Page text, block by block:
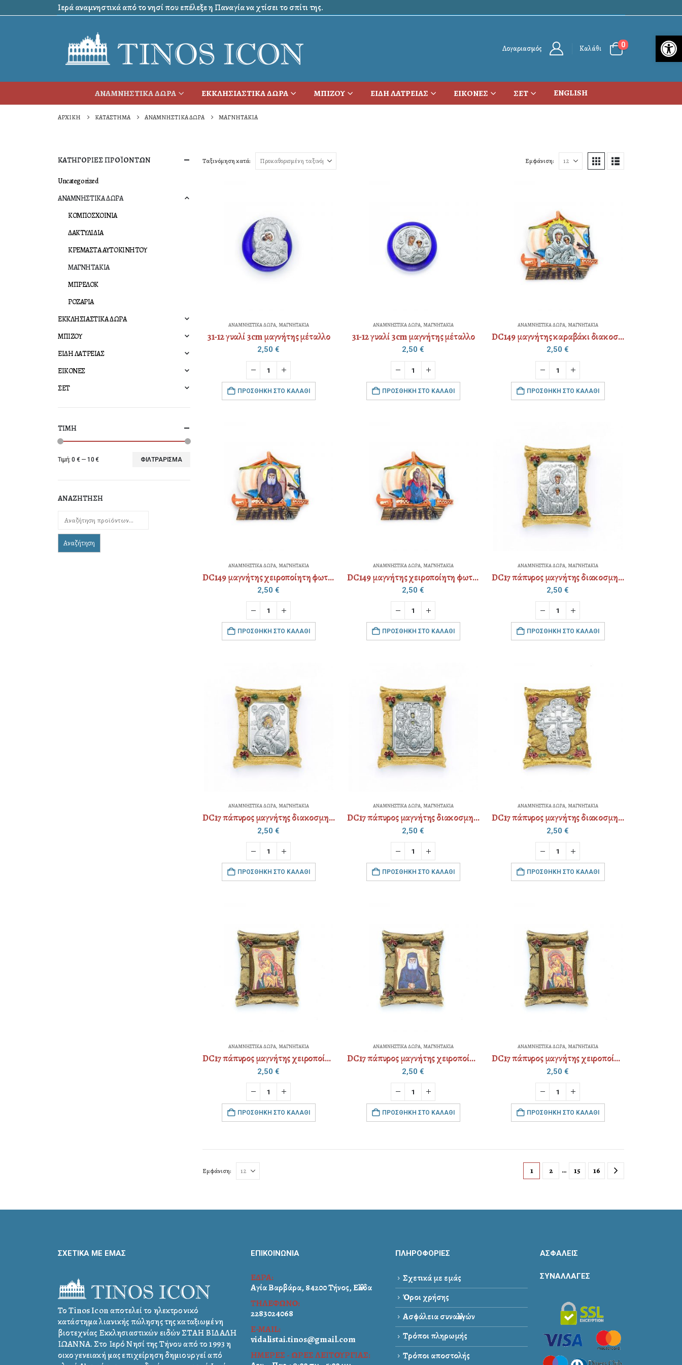
Ιερά αναμνηστικά από το νησί που επέλεξε η Παναγία να χτίσει το σπίτι της.
Λογαριασμός Καλάθι 0
ΑΝΑΜΝΗΣΤΙΚΑ ΔΩΡΑ ΕΚΚΛΗΣΙΑΣΤΙΚΑ ΔΩΡΑ ΜΠΙΖΟΥ ΕΙΔΗ ΛΑΤΡΕΙΑΣ ΕΙΚΟΝΕΣ ΣΕΤ ENGLISH
ΑΡΧΙΚΉ ΚΑΤΆΣΤΗΜΑ ΑΝΑΜΝΗΣΤΙΚΑ ΔΩΡΑ ΜΑΓΝΗΤΑΚΙΑ
Ταξινόμηση κατά: Εμφάνιση:
ΑΝΑΜΝΗΣΤΙΚΑ ΔΩΡΑ, ΜΑΓΝΗΤΑΚΙΑ
31-12 γυαλί 3cm μαγνήτης μέταλλο
2,50€
ΠΡΟΣΘΉΚΗ ΣΤΟ ΚΑΛΆΘΙ
ΑΝΑΜΝΗΣΤΙΚΑ ΔΩΡΑ, ΜΑΓΝΗΤΑΚΙΑ
31-12 γυαλί 3cm μαγνήτης μέταλλο
2,50€
ΠΡΟΣΘΉΚΗ ΣΤΟ ΚΑΛΆΘΙ
ΑΝΑΜΝΗΣΤΙΚΑ ΔΩΡΑ, ΜΑΓΝΗΤΑΚΙΑ
DC149 μαγνήτης καραβάκι διακοσμημένος-μέταλλο
2,50€
ΠΡΟΣΘΉΚΗ ΣΤΟ ΚΑΛΆΘΙ
ΑΝΑΜΝΗΣΤΙΚΑ ΔΩΡΑ, ΜΑΓΝΗΤΑΚΙΑ
DC149 μαγνήτης χειροποίητη φωτογραφία
2,50€
ΠΡΟΣΘΉΚΗ ΣΤΟ ΚΑΛΆΘΙ
ΑΝΑΜΝΗΣΤΙΚΑ ΔΩΡΑ, ΜΑΓΝΗΤΑΚΙΑ
DC149 μαγνήτης χειροποίητη φωτογραφία
2,50€
ΠΡΟΣΘΉΚΗ ΣΤΟ ΚΑΛΆΘΙ
ΑΝΑΜΝΗΣΤΙΚΑ ΔΩΡΑ, ΜΑΓΝΗΤΑΚΙΑ
DC17 πάπυρος μαγνήτης διακοσμημένος
2,50€
ΠΡΟΣΘΉΚΗ ΣΤΟ ΚΑΛΆΘΙ
ΑΝΑΜΝΗΣΤΙΚΑ ΔΩΡΑ, ΜΑΓΝΗΤΑΚΙΑ
DC17 πάπυρος μαγνήτης διακοσμημένος
2,50€
ΠΡΟΣΘΉΚΗ ΣΤΟ ΚΑΛΆΘΙ
ΑΝΑΜΝΗΣΤΙΚΑ ΔΩΡΑ, ΜΑΓΝΗΤΑΚΙΑ
DC17 πάπυρος μαγνήτης διακοσμημένος
2,50€
ΠΡΟΣΘΉΚΗ ΣΤΟ ΚΑΛΆΘΙ
ΑΝΑΜΝΗΣΤΙΚΑ ΔΩΡΑ, ΜΑΓΝΗΤΑΚΙΑ
DC17 πάπυρος μαγνήτης διακοσμημένος
2,50€
ΠΡΟΣΘΉΚΗ ΣΤΟ ΚΑΛΆΘΙ
ΑΝΑΜΝΗΣΤΙΚΑ ΔΩΡΑ, ΜΑΓΝΗΤΑΚΙΑ
DC17 πάπυρος μαγνήτης χειροποίητη φωτογραφία
2,50€
ΠΡΟΣΘΉΚΗ ΣΤΟ ΚΑΛΆΘΙ
ΑΝΑΜΝΗΣΤΙΚΑ ΔΩΡΑ, ΜΑΓΝΗΤΑΚΙΑ
DC17 πάπυρος μαγνήτης χειροποίητη φωτογραφία
2,50€
ΠΡΟΣΘΉΚΗ ΣΤΟ ΚΑΛΆΘΙ
ΑΝΑΜΝΗΣΤΙΚΑ ΔΩΡΑ, ΜΑΓΝΗΤΑΚΙΑ
DC17 πάπυρος μαγνήτης χειροποίητη φωτογραφία
2,50€
ΠΡΟΣΘΉΚΗ ΣΤΟ ΚΑΛΆΘΙ
Εμφάνιση: 1 2 … 15 16
ΚΑΤΗΓΟΡΙΕΣ ΠΡΟΪΟΝΤΩΝ
Uncategorized
ΑΝΑΜΝΗΣΤΙΚΑ ΔΩΡΑ
ΚΟΜΠΟΣΧΟΙΝΙΑ
ΔΑΚΤΥΛΙΔΙΑ
ΚΡΕΜΑΣΤΑ ΑΥΤΟΚΙΝΗΤΟΥ
ΜΑΓΝΗΤΑΚΙΑ
ΜΠΡΕΛΟΚ
ΡΟΖΑΡΙΑ
ΕΚΚΛΗΣΙΑΣΤΙΚΑ ΔΩΡΑ
ΜΠΙΖΟΥ
ΕΙΔΗ ΛΑΤΡΕΙΑΣ
ΕΙΚΟΝΕΣ
ΣΕΤ
ΤΙΜΗ
Ελάχιστη
Μέγιστη
ΦΙΛΤΡΆΡΙΣΜΑ
Τιμή:0 €— 10 €
ΑΝΑΖΗΤΗΣΗ
Αναζήτηση
ΣΧΕΤΙΚΑ ΜΕ ΕΜΑΣ
Το Tinos Icon αποτελεί το ηλεκτρονικό
κατάστημα λιανικής πώλησης της καταξιωμένη
βιοτεχνίας Εκκλησιαστικών ειδών ΣΤΑΗ ΒΙΔΑΛΗ
ΙΩΑΝΝΑ. Στο Ιερό Νησί της Τήνου από το 1993 η
οικογενειακή μας επιχείρηση δημιουργεί από
ΕΠΙΚΟΙΝΩΝΙΑ
ΕΔΡΑ:
Αγία Βαρβάρα, 84200 Τήνος, Ελλάδα
ΤΗΛΕΦΩΝΟ:
2283024068
E-MAIL:
vidalistai.tinos@gmail.com
ΗΜΕΡΕΣ - ΩΡΕΣ ΛΕΙΤΟΥΡΓΙΑΣ:
ΠΛΗΡΟΦΟΡΙΕΣ
Σχετικά με εμάς
Όροι χρήσης
Ασφάλεια συναλλαγών
Τρόποι πληρωμής
Τρόποι αποστολής
ΑΣΦΑΛΕΙΣ
ΣΥΝΑΛΛΑΓΕΣ